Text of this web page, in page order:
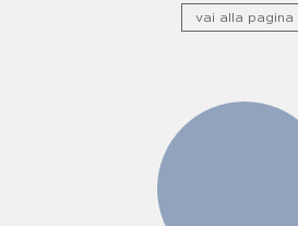
vai alla pagina